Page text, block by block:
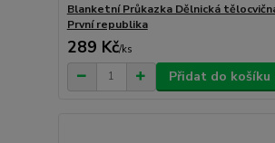
Blanketní Průkazka Dělnická
První republika
289 Kč/ks
Přidat do košíku